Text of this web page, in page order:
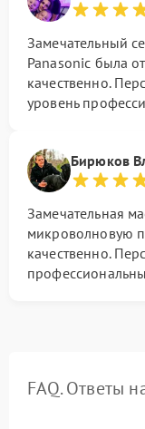
Замечательный
Panasonic была
качественно.
уровень
Бирюков
Замечательная
микроволновую
качественно.
FAQ. Ответы